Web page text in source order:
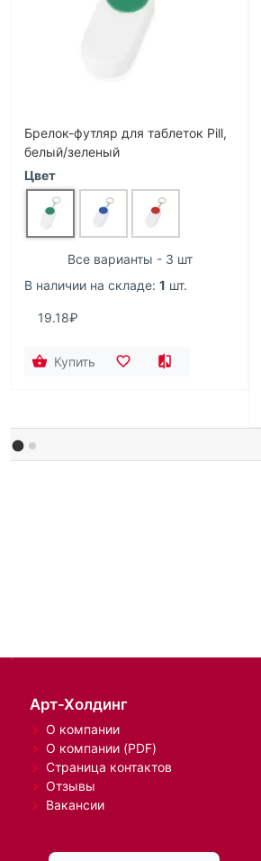
Брелок-футляр для таблеток Pill,
белый/зеленый
Цвет
Все варианты - 3 шт
В наличии на складе: 1 шт.
19.18₽
Купить
Арт-Холдинг
О компании
О компании (PDF)
Страница контактов
Отзывы
Вакансии